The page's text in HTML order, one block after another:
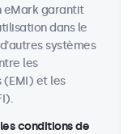
eMark garantit
dans le
systèmes
les
et les
conditions de